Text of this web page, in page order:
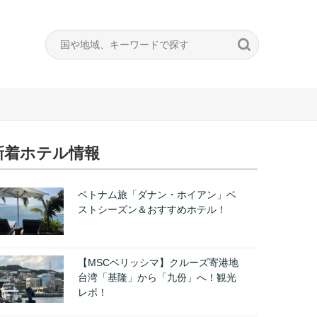
着ホテル情報
ベトナム旅「ダナン・ホイアン」ベ
ストシーズン＆おすすめホテル！
【MSCベリッシマ】クルーズ寄港地
台湾「基隆」から「九份」へ！観光
レポ！